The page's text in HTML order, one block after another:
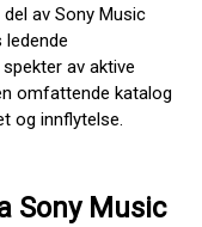
av Sony Music
ledende
av aktive
omfattende katalog
og innflytelse.
Sony Music